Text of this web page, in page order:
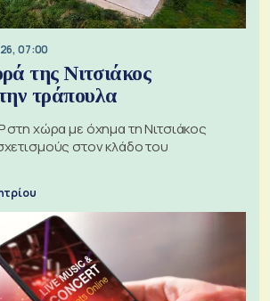
07:00
της Νιτσιάκος
τράπουλα
στη χώρα με όχημα τη Νιτσιάκος
στον κλάδο του